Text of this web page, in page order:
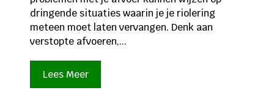
dringende situaties waarin je je riolering
meteen moet laten vervangen. Denk aan
verstopte afvoeren,...
Lees Meer